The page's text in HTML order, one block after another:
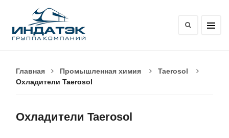
Главная Промышленная химия
Taerosol
Охладители Taerosol
Охладители Taerosol